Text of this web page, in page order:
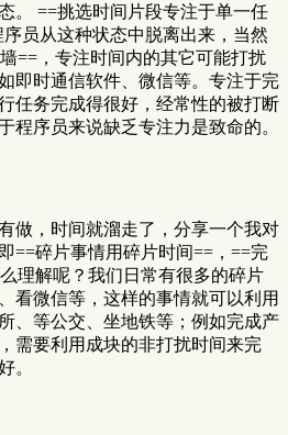
。 ==挑选时间片段专注于单一任
员从这种状态中脱离出来，当然
==，专注时间内的其它可能打扰
即时通信软件、微信等。专注于完
任务完成得很好，经常性的被打断
程序员来说缺乏专注力是致命的。
做，时间就溜走了，分享一个我对
==碎片事情用碎片时间==，==完
理解呢？我们日常有很多的碎片
看微信等，这样的事情就可以利用
、等公交、坐地铁等；例如完成产
需要利用成块的非打扰时间来完
。